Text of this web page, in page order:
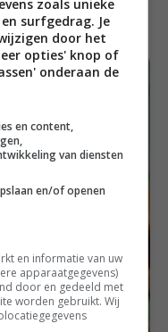
zoals unieke
surfgedrag. Je
door het
opties' knop of
onderaan de
en content,
van diensten
en/of openen
en informatie van uw
apparaatgegevens)
door en gedeeld met
worden gebruikt. Wij